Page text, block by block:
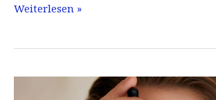
Retinol
Weiterlesen »